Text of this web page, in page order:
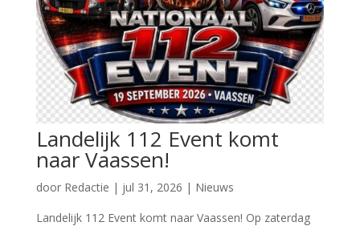
Landelijk 112 Event komt
naar Vaassen!
door Redactie | jul 31, 2026 | Nieuws
Landelijk 112 Event komt naar Vaassen! Op zaterdag